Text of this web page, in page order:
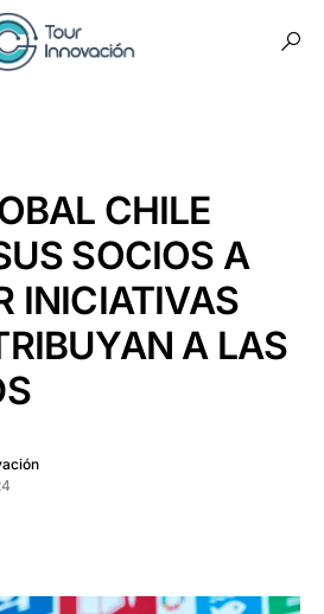
CHILE
SOCIOS A
INICIATIVAS
A LAS